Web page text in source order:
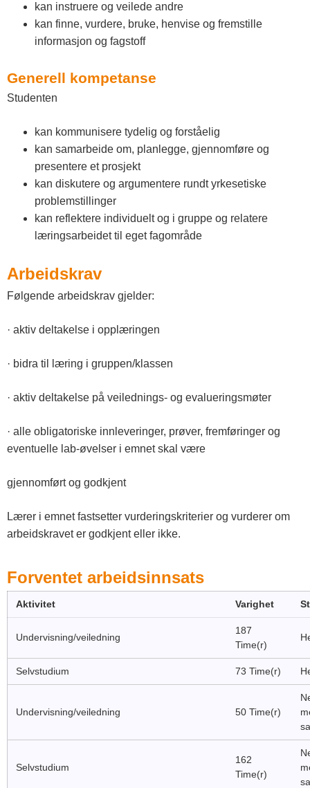
kan instruere og veilede andre
kan finne, vurdere, bruke, henvise og fremstille
informasjon og fagstoff
Generell kompetanse
Studenten
kan kommunisere tydelig og forståelig
kan samarbeide om, planlegge, gjennomføre og
presentere et prosjekt
kan diskutere og argumentere rundt yrkesetiske
problemstillinger
kan reflektere individuelt og i gruppe og relatere
læringsarbeidet til eget fagområde
Arbeidskrav
Følgende arbeidskrav gjelder:
· aktiv deltakelse i opplæringen
· bidra til læring i gruppen/klassen
· aktiv deltakelse på veilednings- og evalueringsmøter
· alle obligatoriske innleveringer, prøver, fremføringer og
eventuelle lab-øvelser i emnet skal være
gjennomført og godkjent
Lærer i emnet fastsetter vurderingskriterier og vurderer om
arbeidskravet er godkjent eller ikke.
Forventet arbeidsinnsats
Aktivitet Varighet
Undervisning/veiledning
187
Time(r)
Selvstudium 73 Time(r)
Undervisning/veiledning 50 Time(r)
Selvstudium
162
Time(r)